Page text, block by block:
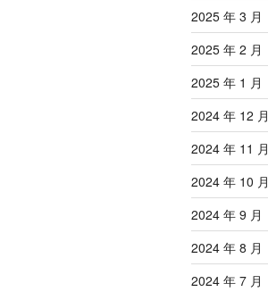
2025 年 3 月
2025 年 2 月
2025 年 1 月
2024 年 12 月
2024 年 11 月
2024 年 10 月
2024 年 9 月
2024 年 8 月
2024 年 7 月